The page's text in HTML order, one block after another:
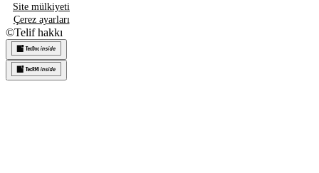
Site mülkiyeti
Çerez ayarları
©Telif hakkı